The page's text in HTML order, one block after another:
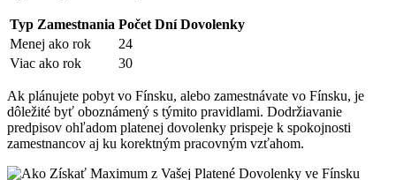
Typ Zamestnania Počet Dní Dovolenky
Menej ako rok
24
Viac ako rok
30
Ak plánujete pobyt vo Fínsku, alebo zamestnávate vo Fínsku, je
dôležité byť oboznámený s týmito pravidlami. Dodržiavanie
predpisov ohľadom platenej dovolenky prispeje k spokojnosti
zamestnancov aj ku korektným pracovným vzťahom.